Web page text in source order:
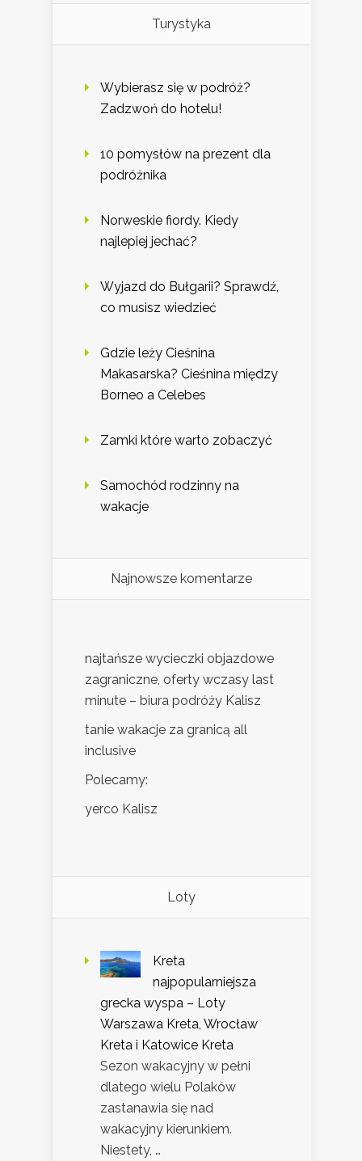
Turystyka
Wybierasz się w podróż?
Zadzwoń do hotelu!
10 pomysłów na prezent dla
podróżnika
Norweskie fiordy. Kiedy
najlepiej jechać?
Wyjazd do Bułgarii? Sprawdź,
co musisz wiedzieć
Gdzie leży Cieśnina
Makasarska? Cieśnina między
Borneo a Celebes
Zamki które warto zobaczyć
Samochód rodzinny na
wakacje
Najnowsze komentarze
najtańsze wycieczki objazdowe
zagraniczne, oferty wczasy last
minute – biura podróży Kalisz
tanie wakacje za granicą all
inclusive
Polecamy:
yerco Kalisz
Loty
Kreta
najpopularniejsza
grecka wyspa – Loty
Warszawa Kreta, Wrocław
Kreta i Katowice Kreta
Sezon wakacyjny w pełni
dlatego wielu Polaków
zastanawia się nad
wakacyjny kierunkiem.
Niestety, …